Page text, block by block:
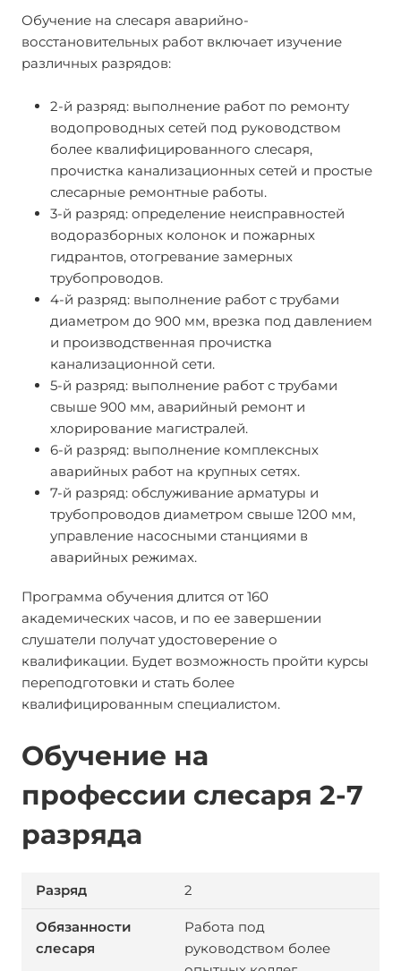
Обучение на слесаря аварийно-
восстановительных работ включает изучение
различных разрядов:
2-й разряд: выполнение работ по ремонту
водопроводных сетей под руководством
более квалифицированного слесаря,
прочистка канализационных сетей и простые
слесарные ремонтные работы.
3-й разряд: определение неисправностей
водоразборных колонок и пожарных
гидрантов, отогревание замерных
трубопроводов.
4-й разряд: выполнение работ с трубами
диаметром до 900 мм, врезка под давлением
и производственная прочистка
канализационной сети.
5-й разряд: выполнение работ с трубами
свыше 900 мм, аварийный ремонт и
хлорирование магистралей.
6-й разряд: выполнение комплексных
аварийных работ на крупных сетях.
7-й разряд: обслуживание арматуры и
трубопроводов диаметром свыше 1200 мм,
управление насосными станциями в
аварийных режимах.
Программа обучения длится от 160
академических часов, и по ее завершении
слушатели получат удостоверение о
квалификации. Будет возможность пройти курсы
переподготовки и стать более
квалифицированным специалистом.
Обучение на
профессии слесаря 2-7
разряда
2
Работа под
руководством более